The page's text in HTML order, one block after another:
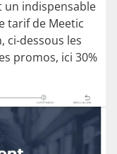
un indispensable
tarif de Meetic
ci-dessous les
promos, ici 30%